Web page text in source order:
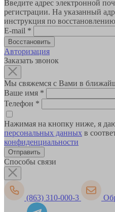
Введите адрес электронной
регистрации. На указанный
инструкция по
E-mail *
Авторизация
Заказать звонок
Мы свяжемся с Вами в
Ваше имя *
Телефон *
Нажимая на кнопку ниже, я
персональных данных в
конфиденциальности
Способы связи
(863) 310-000-3